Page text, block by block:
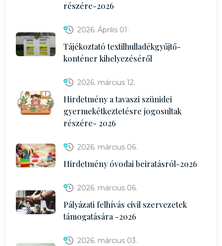
részére-2026
2026. Április 01.
Tájékoztató textilhulladékgyűjtő-
konténer kihelyezéséről
2026. március 12.
Hirdetmény a tavaszi szünidei
gyermekétkeztetésre jogosultak
részére- 2026
2026. március 06.
Hirdetmény óvodai beiratásról-2026
2026. március 06.
Pályázati felhívás civil szervezetek
támogatására -2026
2026. március 03.